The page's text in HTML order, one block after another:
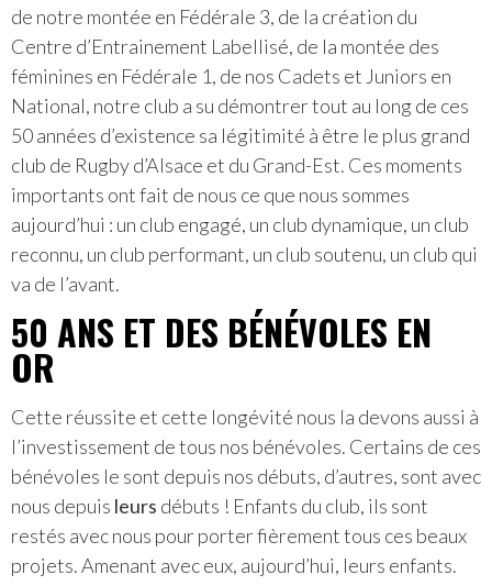
de notre montée en Fédérale 3, de la création du
Centre d’Entrainement Labellisé, de la montée des
féminines en Fédérale 1, de nos Cadets et Juniors en
National, notre club a su démontrer tout au long de ces
50 années d’existence sa légitimité à être le plus grand
club de Rugby d’Alsace et du Grand-Est. Ces moments
importants ont fait de nous ce que nous sommes
aujourd’hui : un club engagé, un club dynamique, un club
reconnu, un club performant, un club soutenu, un club qui
va de l’avant.
50 ANS ET DES BÉNÉVOLES EN
OR
Cette réussite et cette longévité nous la devons aussi à
l’investissement de tous nos bénévoles. Certains de ces
bénévoles le sont depuis nos débuts, d’autres, sont avec
nous depuis leurs débuts ! Enfants du club, ils sont
restés avec nous pour porter fièrement tous ces beaux
projets. Amenant avec eux, aujourd’hui, leurs enfants.